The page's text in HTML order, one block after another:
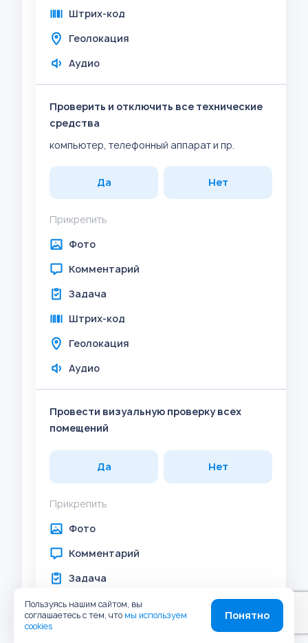
Штрих-код
Геолокация
Аудио
Проверить и отключить все технические
средства
компьютер, телефонный аппарат и пр.
Да Нет
Прикрепить
Фото
Комментарий
Задача
Штрих-код
Геолокация
Аудио
Провести визуальную проверку всех
помещений
Да Нет
Прикрепить
Фото
Комментарий
Задача
Штрих-код
Пользуясь нашим сайтом, вы
соглашаетесь с тем, что мы используем
cookies
Понятно